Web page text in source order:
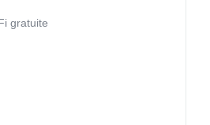
gratuite